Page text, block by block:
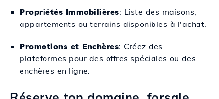
Propriétés Immobilières: Liste des maisons,
appartements ou terrains disponibles à l'achat.
Promotions et Enchères: Créez des
plateformes pour des offres spéciales ou des
enchères en ligne.